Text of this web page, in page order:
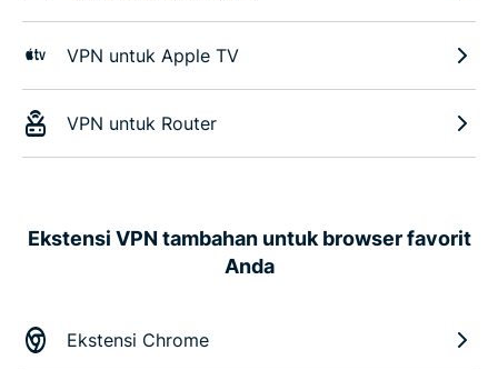
VPN untuk Apple TV
VPN untuk Router
Ekstensi VPN tambahan untuk browser favorit
Anda
Ekstensi Chrome